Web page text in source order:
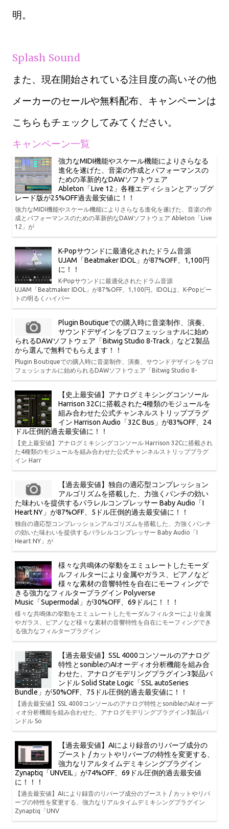
明。
Splash Sound
また、現在開始されている注目度の高いその他
メーカーのセールや無料配布、キャンペーンは
こちらもチェックしてみてください。
キャンペーン一覧
強力なMIDI機能やスケール機能によりさらなる
進化を遂げた、音楽の作成とパフォーマンスの
ための革新的なDAWソフトウェア
Ableton「Live 12」各種エディションとアップグ
レード版が25%OFF過去最安値に！！
強力なMIDI機能やスケール機能によりさらなる進化を遂げた、音楽の作
成とパフォーマンスのための革新的なDAWソフトウェア Ableton「Live
12」が
K-Popサウンドに最適化されたドラム音源
UJAM「Beatmaker IDOL」が87%OFF、1,100円
に！！
K-Popサウンドに最適化されたドラム音源
UJAM「Beatmaker IDOL」が87%OFF、1,100円。IDOLは、K-Popビー
トの明るくハイパー
Plugin Boutiqueでの購入時に音楽制作、演奏、
サウンドデザインをプロフェッショナルに始め
られるDAWソフトウェア「Bitwig Studio 8-Track」など2製品
から選んで無料でもらえます！！
Plugin Boutiqueでの購入時に音楽制作、演奏、サウンドデザインをプロ
フェッショナルに始められるDAWソフトウェア「Bitwig Studio 8-
【史上最安値】アナログミキシングコンソール
Harrison 32Cに搭載された4種類のモジュールを
組み合わせた公式チャンネルストリッププラグ
イン Harrison Audio「32C Bus」が83%OFF、24
ドル圧倒的過去最安値に！！
【史上最安値】アナログミキシングコンソール Harrison 32Cに搭載され
た4種類のモジュールを組み合わせた公式チャンネルストリッププラグ
イン Harr
【過去最安値】独自の適応型コンプレッション
アルゴリズムを搭載した、力強くパンチの効い
た味わいを提供するパラレルコンプレッサー Baby Audio「I
Heart NY」が87%OFF、5ドル圧倒的過去最安値に！！
独自の適応型コンプレッションアルゴリズムを搭載した、力強くパンチ
の効いた味わいを提供するパラレルコンプレッサー Baby Audio「I
Heart NY」が
様々な共鳴体の挙動をエミュレートしたモーダ
ルフィルターにより金属やガラス、ピアノなど
様々な素材の音響特性を自在にモーフィングで
きる強力なフィルタープラグイン Polyverse
Music「Supermodal」が30%OFF、69ドルに！！！
様々な共鳴体の挙動をエミュレートしたモーダルフィルターにより金属
やガラス、ピアノなど様々な素材の音響特性を自在にモーフィングでき
る強力なフィルタープラグイン
【過去最安値】SSL 4000コンソールのアナログ
特性とsonibleのAIオーディオ分析機能を組み合
わせた、アナログモデリングプラグイン3製品バ
ンドル Solid State Logic「SSL autoSeries
Bundle」が50%OFF、75ドル圧倒的過去最安値に！！
【過去最安値】SSL 4000コンソールのアナログ特性とsonibleのAIオーデ
ィオ分析機能を組み合わせた、アナログモデリングプラグイン3製品バ
ンドル So
【過去最安値】AIにより録音のリバーブ成分の
ブースト / カットやリバーブの特性を変更する、
強力なリアルタイムデミキシングプラグイン
Zynaptiq「UNVEIL」が74%OFF、69ドル圧倒的過去最安値
に！！！
【過去最安値】AIにより録音のリバーブ成分のブースト / カットやリバ
ーブの特性を変更する、強力なリアルタイムデミキシングプラグイン
Zynaptiq「UNV